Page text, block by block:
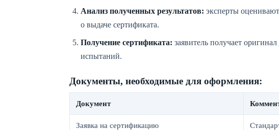
Анализ полученных результатов: эксперты
о выдаче сертификата.
Получение сертификата: заявитель получает
испытаний.
Документы, необходимые для оформления:
Документ
Заявка на сертификацию